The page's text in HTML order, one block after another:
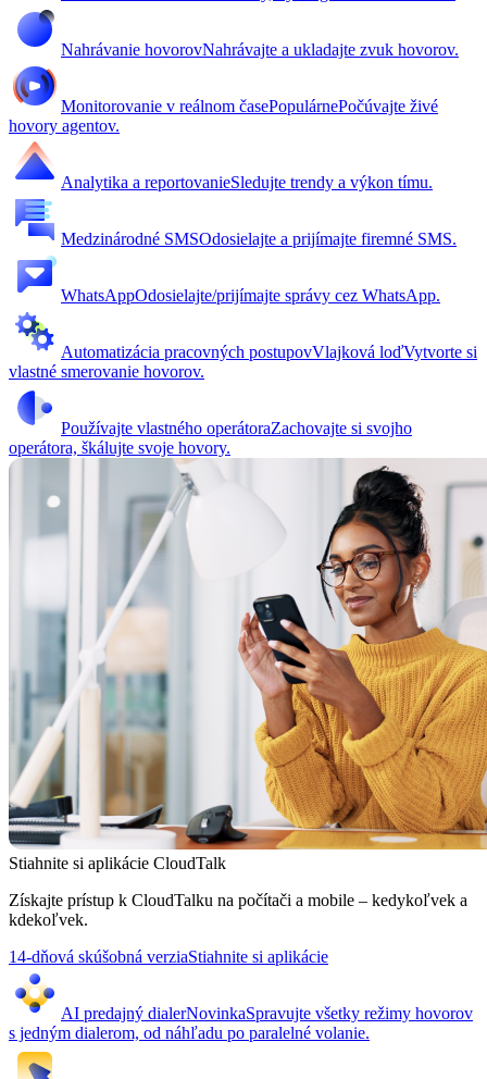
Nahrávanie hovorovNahrávajte a ukladajte zvuk hovorov.
Monitorovanie v reálnom časePopulárnePočúvajte živé
hovory agentov.
Analytika a reportovanieSledujte trendy a výkon tímu.
Medzinárodné SMSOdosielajte a prijímajte firemné SMS.
WhatsAppOdosielajte/prijímajte správy cez WhatsApp.
Automatizácia pracovných postupovVlajková loďVytvorte si
vlastné smerovanie hovorov.
Používajte vlastného operátoraZachovajte si svojho
operátora, škálujte svoje hovory.
Stiahnite si aplikácie CloudTalk
Získajte prístup k CloudTalku na počítači a mobile – kedykoľvek a
kdekoľvek.
14-dňová skúšobná verziaStiahnite si aplikácie
AI predajný dialerNovinkaSpravujte všetky režimy hovorov
s jedným dialerom, od náhľadu po paralelné volanie.